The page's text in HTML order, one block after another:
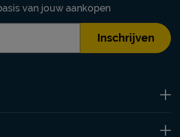
van jouw aankopen
Inschrijven